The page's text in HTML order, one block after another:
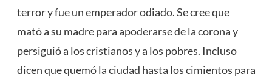
terror y fue un emperador odiado. Se cree que
mató a su madre para apoderarse de la corona y
persiguió a los cristianos y a los pobres. Incluso
dicen que quemó la ciudad hasta los cimientos para